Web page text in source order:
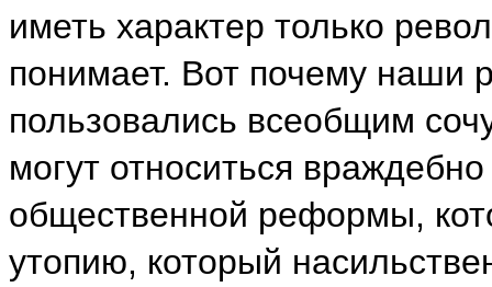
иметь характер только
понимает. Вот почему наши
пользовались всеобщим
могут относиться
общественной реформы,
утопию, который